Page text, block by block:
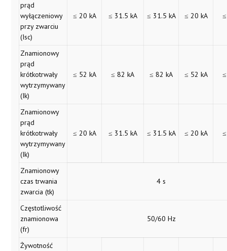
prąd
wyłączeniowy
przy zwarciu
(Isc)
≤ 20 kA ≤ 31.5 kA ≤ 31.5 kA ≤ 20 kA
Znamionowy
prąd
krótkotrwały
wytrzymywany
(Ik)
≤ 52 kA ≤ 82 kA ≤ 82 kA ≤ 52 kA
Znamionowy
prąd
krótkotrwały
wytrzymywany
(Ik)
≤ 20 kA ≤ 31.5 kA ≤ 31.5 kA ≤ 20 kA
Znamionowy
czas trwania
zwarcia (tk)
4 s
Częstotliwość
znamionowa
(fr)
50/60 Hz
Żywotność